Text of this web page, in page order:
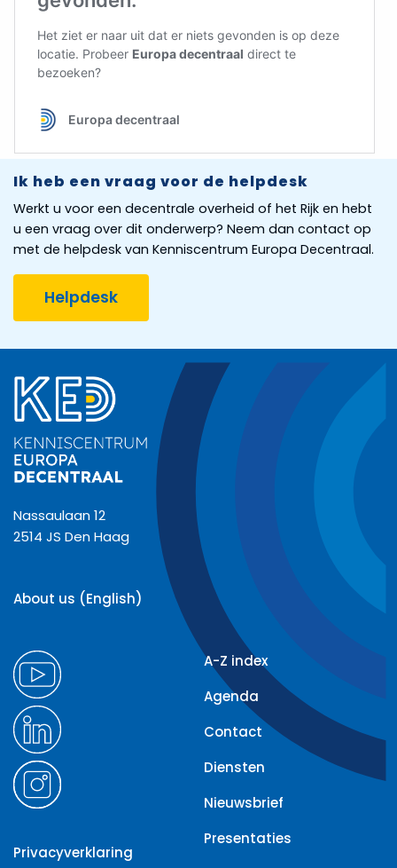
Ik heb een vraag voor de helpdesk
Werkt u voor een decentrale overheid of het Rijk en hebt
u een vraag over dit onderwerp? Neem dan contact op
met de helpdesk van Kenniscentrum Europa Decentraal.
Helpdesk
Nassaulaan 12
2514 JS Den Haag
About us (English)
Privacyverklaring
A-Z index
Agenda
Contact
Diensten
Nieuwsbrief
Presentaties